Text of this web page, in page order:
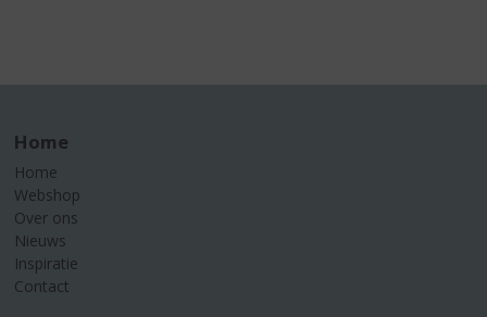
Home
Home
Webshop
Over ons
Nieuws
Inspiratie
Contact